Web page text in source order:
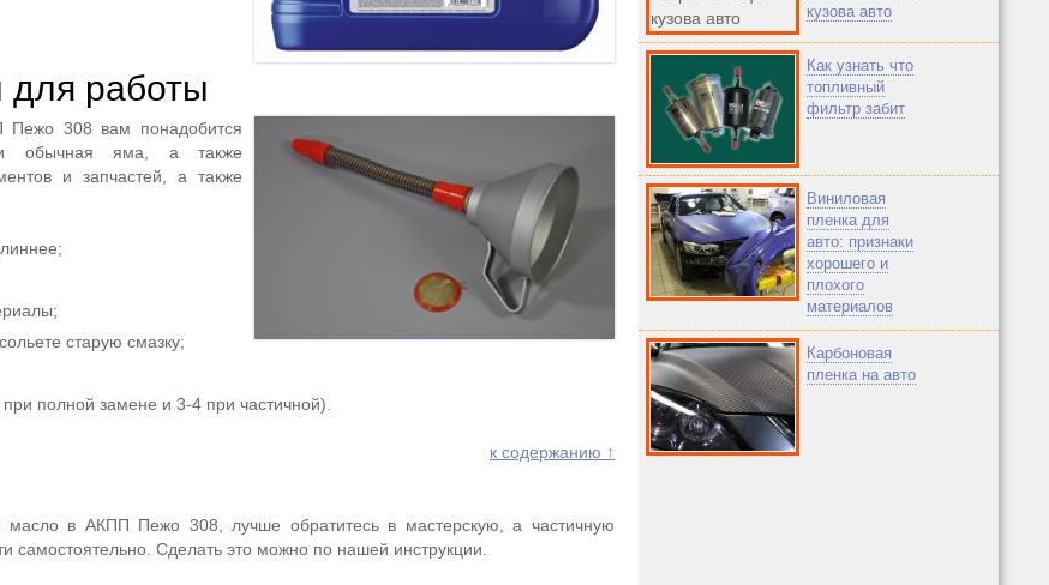
для работы
308 вам понадобится
обычная яма, а также
и запчастей, а также
старую смазку;
полной замене и 3-4 при частичной).
к содержанию ↑
масло в АКПП Пежо 308, лучше обратитесь в мастерскую, а частичную
самостоятельно. Сделать это можно по нашей инструкции.
кузова авто
Как узнать что
топливный
фильтр забит
Виниловая
пленка для
авто: признаки
хорошего и
плохого
материалов
Карбоновая
пленка на авто